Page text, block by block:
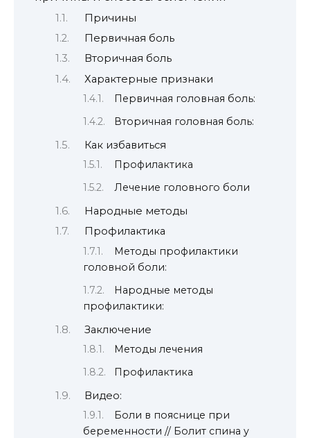
Причины
Первичная боль
Вторичная боль
Характерные признаки
Первичная головная боль:
Вторичная головная боль:
Как избавиться
Профилактика
Лечение головного боли
Народные методы
Профилактика
Методы профилактики
головной боли:
Народные методы
профилактики:
Заключение
Методы лечения
Профилактика
Видео:
Боли в пояснице при
беременности // Болит спина у